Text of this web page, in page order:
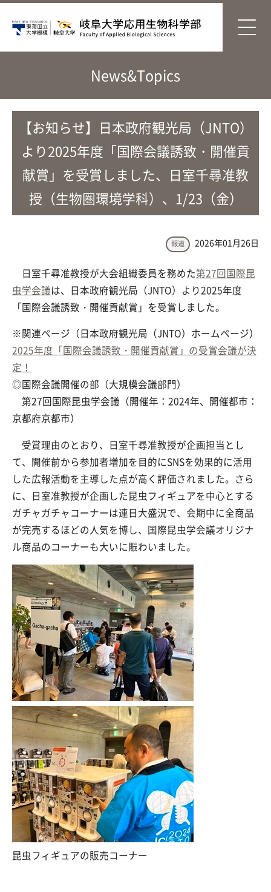
News&Topics
【お知らせ】日本政府観光局（JNTO）
より2025年度「国際会議誘致・開催貢
献賞」を受賞しました、日室千尋准教
授（生物圏環境学科）、1/23（金）
報道 2026年01月26日
日室千尋准教授が大会組織委員を務めた第27回国際昆
虫学会議は、日本政府観光局（JNTO）より2025年度
「国際会議誘致・開催貢献賞」を受賞しました。
※関連ページ（日本政府観光局（JNTO）ホームページ）
2025年度「国際会議誘致・開催貢献賞」の受賞会議が決
定！
◎国際会議開催の部（大規模会議部門）
第27回国際昆虫学会議（開催年：2024年、開催都市：
京都府京都市）
受賞理由のとおり、日室千尋准教授が企画担当とし
て、開催前から参加者増加を目的にSNSを効果的に活用
した広報活動を主導した点が高く評価されました。さら
に、日室准教授が企画した昆虫フィギュアを中心とする
ガチャガチャコーナーは連日大盛況で、会期中に全商品
が完売するほどの人気を博し、国際昆虫学会議オリジナ
ル商品のコーナーも大いに賑わいました。
昆虫フィギュアの販売コーナー